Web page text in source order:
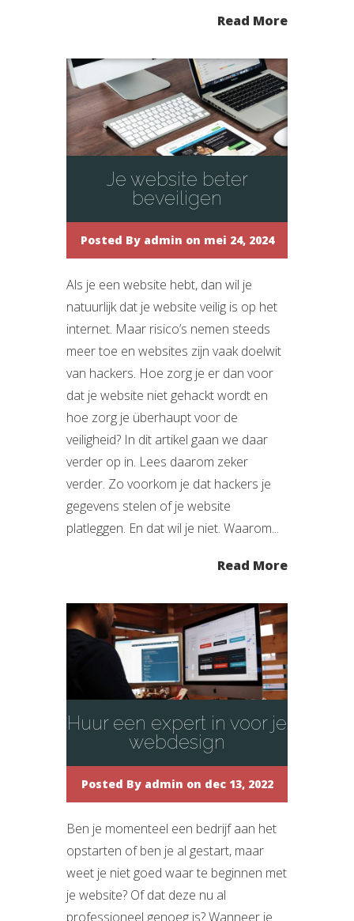
Read More
Je website beter
beveiligen
Posted By admin on mei 24, 2024
Als je een website hebt, dan wil je
natuurlijk dat je website veilig is op het
internet. Maar risico’s nemen steeds
meer toe en websites zijn vaak doelwit
van hackers. Hoe zorg je er dan voor
dat je website niet gehackt wordt en
hoe zorg je überhaupt voor de
veiligheid? In dit artikel gaan we daar
verder op in. Lees daarom zeker
verder. Zo voorkom je dat hackers je
gegevens stelen of je website
platleggen. En dat wil je niet. Waarom...
Read More
Huur een expert in voor je
webdesign
Posted By admin on dec 13, 2022
Ben je momenteel een bedrijf aan het
opstarten of ben je al gestart, maar
weet je niet goed waar te beginnen met
je website? Of dat deze nu al
professioneel genoeg is? Wanneer je